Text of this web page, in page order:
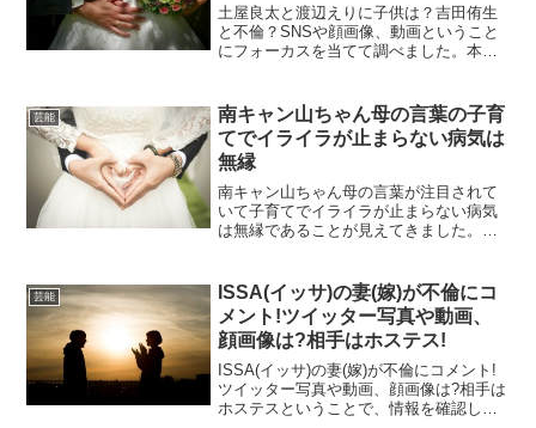
土屋良太と渡辺えりに子供は？吉田侑生
と不倫？SNSや顔画像、動画ということ
にフォーカスを当てて調べました。本当
気になっている方も多くいると話題にな
っていましたよ。そんな...
芸能
南キャン山ちゃん母の言葉の子育
てでイライラが止まらない病気は
無縁
南キャン山ちゃん母の言葉が注目されて
いて子育てでイライラが止まらない病気
は無縁であることが見えてきました。南
婚し世間を賑わせています。そんな中で
ミヤネ屋で山ちゃんのお母...
芸能
ISSA(イッサ)の妻(嫁)が不倫にコ
メント!ツイッター写真や動画、
顔画像は?相手はホステス!
ISSA(イッサ)の妻(嫁)が不倫にコメント!
ツイッター写真や動画、顔画像は?相手は
ホステスということで、情報を確認しま